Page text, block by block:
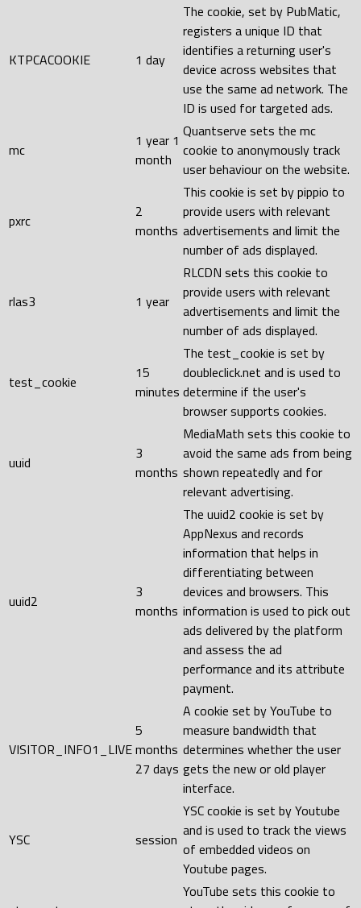
KTPCACOOKIE 1 day
The cookie, set by PubMatic,
registers a unique ID that
identifies a returning user's
device across websites that
use the same ad network. The
ID is used for targeted ads.
mc
1 year 1
month
Quantserve sets the mc
cookie to anonymously track
user behaviour on the website.
pxrc
2
months
This cookie is set by pippio to
provide users with relevant
advertisements and limit the
number of ads displayed.
rlas3 1 year
RLCDN sets this cookie to
provide users with relevant
advertisements and limit the
number of ads displayed.
test_cookie
15
minutes
The test_cookie is set by
doubleclick.net and is used to
determine if the user's
browser supports cookies.
uuid
3
months
MediaMath sets this cookie to
avoid the same ads from being
shown repeatedly and for
relevant advertising.
uuid2
3
months
The uuid2 cookie is set by
AppNexus and records
information that helps in
differentiating between
devices and browsers. This
information is used to pick out
ads delivered by the platform
and assess the ad
performance and its attribute
payment.
VISITOR_INFO1_LIVE
5
months
27 days
A cookie set by YouTube to
measure bandwidth that
determines whether the user
gets the new or old player
interface.
YSC session
YSC cookie is set by Youtube
and is used to track the views
of embedded videos on
Youtube pages.
YouTube sets this cookie to